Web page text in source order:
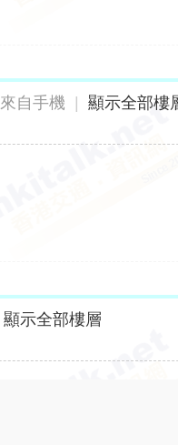
來自手機 顯示全部樓
顯示全部樓層